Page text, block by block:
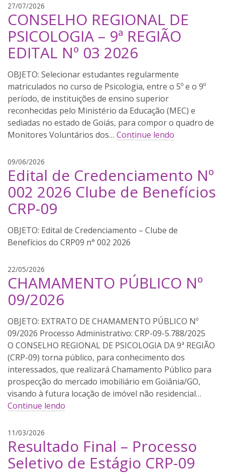
27/07/2026
a
b
r
i
e
l
p
e
r
e
i
r
CONSELHO REGIONAL DE
PSICOLOGIA – 9ª REGIÃO
EDITAL Nº 03 2026
Selecionar estudantes regularmente
matriculados no curso de Psicologia, entre o 5º e o 9º
período, de instituições de ensino superior
reconhecidas pelo Ministério da Educação (MEC) e
sediadas no estado de Goiás, para compor o quadro de
Monitores Voluntários dos… Continue lendo
09/06/2026
a
b
r
i
e
l
p
e
i
r
a
Edital de Credenciamento Nº
002 2026 Clube de Benefícios
CRP-09
Edital de Credenciamento – Clube de
Benefícios do CRP09 n° 002 2026
22/05/2026
h
i
a
o
n
e
t
t
o
CHAMAMENTO PÚBLICO Nº
09/2026
EXTRATO DE CHAMAMENTO PÚBLICO Nº
09/2026 Processo Administrativo: CRP-09-5.788/2025
O CONSELHO REGIONAL DE PSICOLOGIA DA 9ª REGIÃO
(CRP-09) torna público, para conhecimento dos
interessados, que realizará Chamamento Público para
prospecção do mercado imobiliário em Goiânia/GO,
visando à futura locação de imóvel não residencial…
Continue lendo
11/03/2026
m
a
n
Resultado Final – Processo
Seletivo de Estágio CRP-09